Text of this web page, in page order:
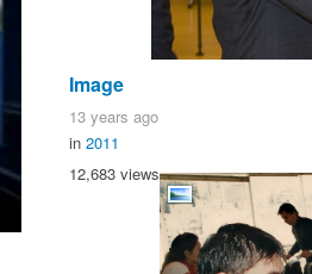
Image
13 years ago
in 2011
12,683 views